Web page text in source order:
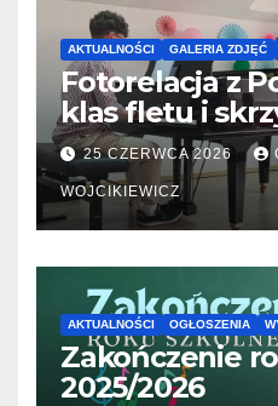
AKTUALNOŚCI GALERIA ZDJĘĆ
Fotorelacja z
klas fletu i
06.2026
25 CZERWCA 2026
WOJCIKIEWICZ
AKTUALNOŚCI OGŁOSZENIA
Zakończenie
2025/2026